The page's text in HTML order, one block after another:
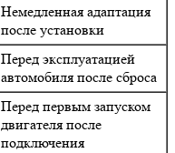
Немедленная адаптация
после установки
Перед эксплуатацией
автомобиля после сброса
Перед первым запуском
двигателя после
подключения